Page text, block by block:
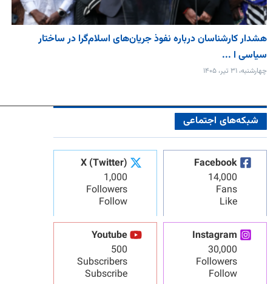
هشدار کارشناسان درباره نفوذ جریان‌های اسلام‌گرا در ساختار
سیاسی ا ...
چهارشنبه، ۳۱ تیر، ۱۴۰۵
شبکه‌های اجتماعی
Facebook
14,000
Fans
Like
X (Twitter)
1,000
Followers
Follow
Instagram
30,000
Followers
Follow
Youtube
500
Subscribers
Subscribe